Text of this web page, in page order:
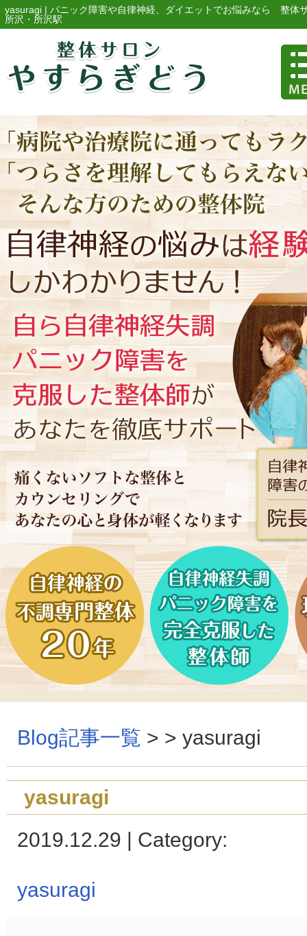
yasuragi | パニック障害や自律神経、ダイエットでお悩みなら 整体
所沢・所沢駅
Blog記事一覧 > > yasuragi
yasuragi
2019.12.29 | Category:
yasuragi